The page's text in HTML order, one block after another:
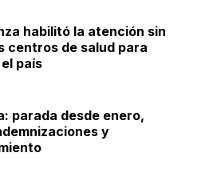
habilitó la atención sin
centros de salud para
país
parada desde enero,
y